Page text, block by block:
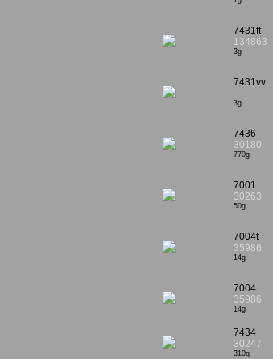
7431ft
134863
3g
7431vv
3g
7436
30180
770g
7001
30263
50g
7004t
35986
14g
7004
35986
14g
7434
30247
310g